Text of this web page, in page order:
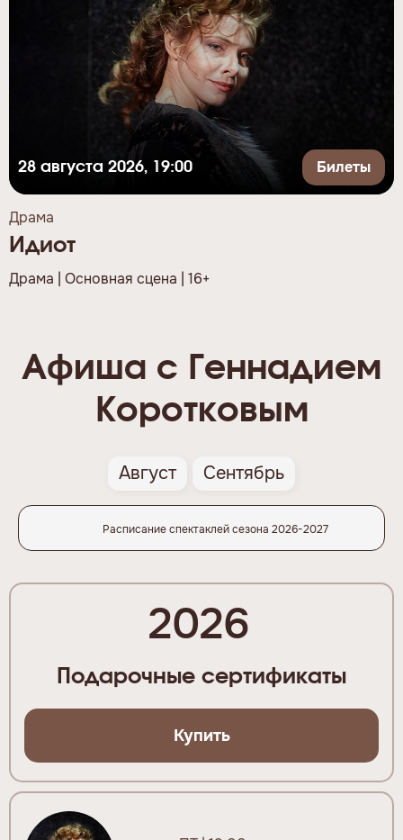
28 августа 2026, 19:00 Билеты
Драма
Идиот
Драма | Основная сцена | 16+
Афиша с Геннадием
Коротковым
Август Сентябрь
Расписание спектаклей сезона 2026-2027
2026
Подарочные сертификаты
Купить